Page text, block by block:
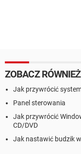
ZOBACZ RÓWNIEŻ
Jak przywrócić
Panel sterowania
Jak przywrócić
CD/DVD
Jak nastawić budzik